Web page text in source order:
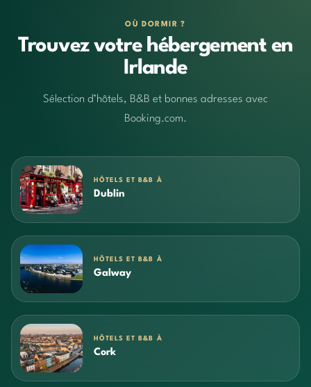
OÙ DORMIR ?
Trouvez votre hébergement en
Irlande
Sélection d’hôtels, B&B et bonnes adresses avec
Booking.com.
HÔTELS ET B&B À
Dublin
HÔTELS ET B&B À
Galway
HÔTELS ET B&B À
Cork